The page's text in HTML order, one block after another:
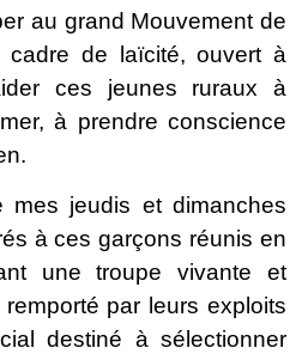
au grand Mouvement de
cadre de laïcité, ouvert à
ces jeunes ruraux à
à prendre conscience
mes jeudis et dimanches
à ces garçons réunis en
une troupe vivante et
par leurs exploits
destiné à sélectionner